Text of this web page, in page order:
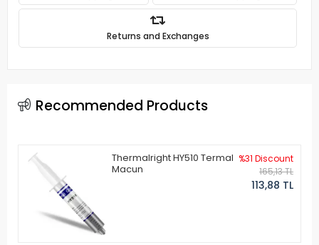
Returns and Exchanges
Recommended Products
Thermalright HY510 Termal
Macun
%31 Discount
165,13 TL
113,88 TL